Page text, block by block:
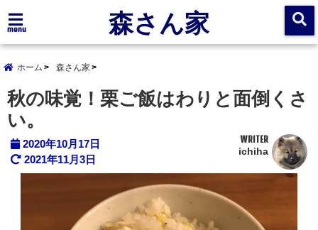
menu 森さん家
ホーム 森さん家
秋の味覚！栗ご飯はわりと面倒くさ
い。
2020年10月17日
2021年11月3日
WRITER
ichiha